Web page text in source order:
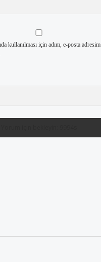
kullanılması için adım, e-posta